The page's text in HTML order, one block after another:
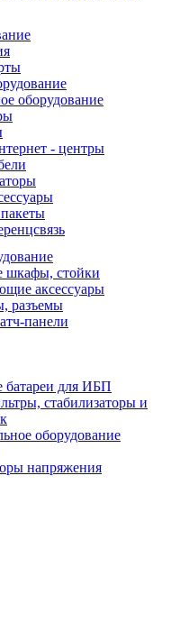
оборудование
- центры
стойки
аксессуары
разъемы
панели
батареи для ИБП
стабилизаторы и
оборудование
напряжения